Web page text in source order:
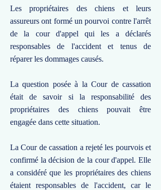
Les propriétaires des chiens et leurs
assureurs ont formé un pourvoi contre l'arrêt
de la cour d'appel qui les a déclarés
responsables de l'accident et tenus de
réparer les dommages causés.
La question posée à la Cour de cassation
était de savoir si la responsabilité des
propriétaires des chiens pouvait être
engagée dans cette situation.
La Cour de cassation a rejeté les pourvois et
confirmé la décision de la cour d'appel. Elle
a considéré que les propriétaires des chiens
étaient responsables de l'accident, car le